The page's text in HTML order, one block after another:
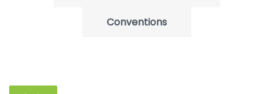
Conventions